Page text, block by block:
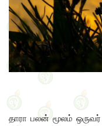
தாரா பலன் மூலம்